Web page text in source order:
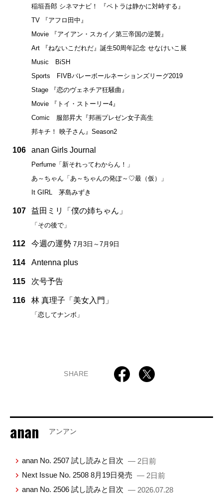
稲垣吾郎 シネマナビ！ 『ペトラは静かに対峙する』
TV 『アフロ田中』
Movie 『アイアン・スカイ／第三帝国の逆襲』
Art 『ねないこだれだ』誕生50周年記念 せなけいこ展
Music BiSH
Sports FIVBバレーボールネーションズリーグ2019
Stage 『恋のヴェネチア狂騒曲』
Movie 『トイ・ストーリー4』
Comic 服部昇大『邦画プレゼン女子高生
邦キチ！ 映子さん』Season2
106 anan Girls Journal
Perfume「新それってわからん！」
あ～ちゃん「あ～ちゃんの発ぽ～♡最（仮）」
It GIRL 茅島みずき
107 益田ミリ「僕の姉ちゃん」
「その後で」
112 今週の運勢 7月3日～7月9日
114 Antenna plus
115 次号予告
116 林 真理子「美女入門」
「恋してナンボ」
SHARE
anan アンアン
anan No. 2507 試し読みと目次 — 2日前
Next Issue No. 2508 8月19日発売 — 2日前
anan No. 2506 試し読みと目次 — 2026.07.28